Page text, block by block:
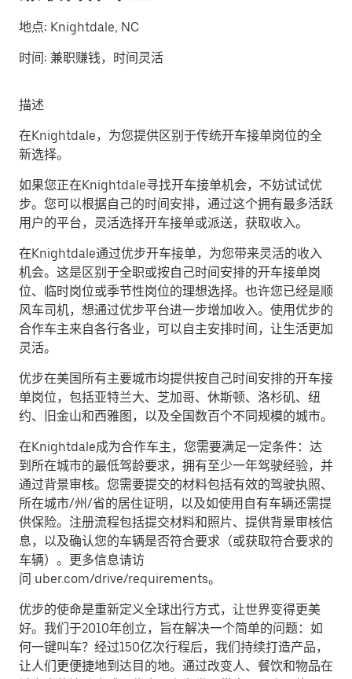
地点: Knightdale, NC
时间: 兼职赚钱，时间灵活
描述
在Knightdale，为您提供区别于传统开车接单岗位的全
新选择。
如果您正在Knightdale寻找开车接单机会，不妨试试优
步。您可以根据自己的时间安排，通过这个拥有最多活跃
用户的平台，灵活选择开车接单或派送，获取收入。
在Knightdale通过优步开车接单，为您带来灵活的收入
机会。这是区别于全职或按自己时间安排的开车接单岗
位、临时岗位或季节性岗位的理想选择。也许您已经是顺
风车司机，想通过优步平台进一步增加收入。使用优步的
合作车主来自各行各业，可以自主安排时间，让生活更加
灵活。
优步在美国所有主要城市均提供按自己时间安排的开车接
单岗位，包括亚特兰大、芝加哥、休斯顿、洛杉矶、纽
约、旧金山和西雅图，以及全国数百个不同规模的城市。
在Knightdale成为合作车主，您需要满足一定条件：达
到所在城市的最低驾龄要求，拥有至少一年驾驶经验，并
通过背景审核。您需要提交的材料包括有效的驾驶执照、
所在城市/州/省的居住证明，以及如使用自有车辆还需提
供保险。注册流程包括提交材料和照片、提供背景审核信
息，以及确认您的车辆是否符合要求（或获取符合要求的
车辆）。更多信息请访
问 uber.com/drive/requirements。
优步的使命是重新定义全球出行方式，让世界变得更美
好。我们于2010年创立，旨在解决一个简单的问题：如
何一键叫车？经过150亿次行程后，我们持续打造产品，
让人们更便捷地到达目的地。通过改变人、餐饮和物品在